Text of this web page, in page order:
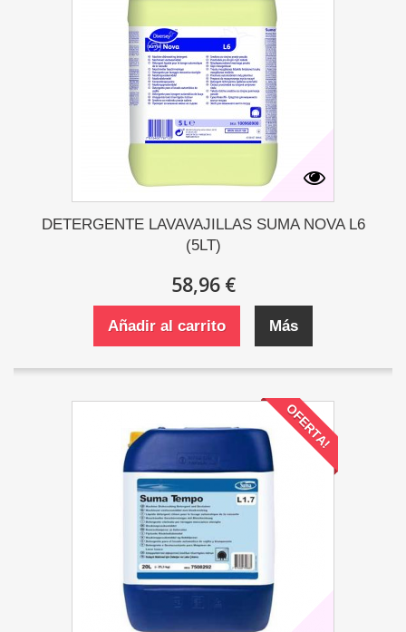
DETERGENTE LAVAVAJILLAS SUMA NOVA L6
(5LT)
58,96 €
Añadir al carrito Más
OFERTA!